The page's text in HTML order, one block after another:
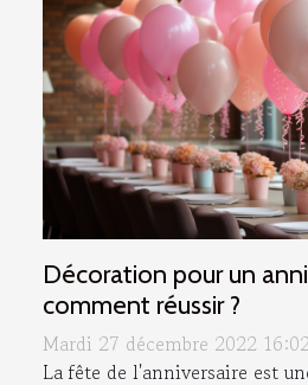
Décoration pour un
comment réussir ?
Mardi 27 décembre 2022 16:02
La fête de l'anniversaire est